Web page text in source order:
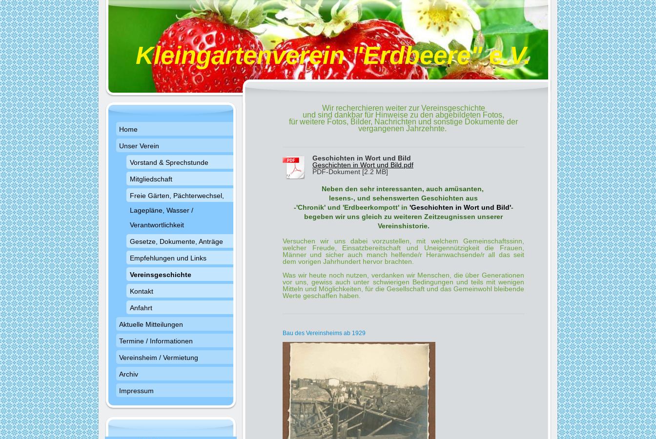
Kleingartenverein "Erdbeere" e.V.
Wir recherchieren weiter zur Vereinsgeschichte
und sind dankbar für Hinweise zu den abgebildeten Fotos,
für weitere Fotos, Bilder, Nachrichten und sonstige Dokumente der
vergangenen Jahrzehnte.
Geschichten in Wort und Bild
Geschichten in Wort und Bild.pdf
PDF-Dokument [2.2 MB]
Neben den sehr interessanten, auch amüsanten,
lesens-, und sehenswerten Geschichten aus
-'Chronik' und 'Erdbeerkompott' in 'Geschichten in Wort und Bild'-
begeben wir uns gleich zu weiteren Zeitzeugnissen unserer
Vereinshistorie.
Versuchen wir uns dabei vorzustellen, mit welchem Gemeinschaftssinn,
welcher Freude, Einsatzbereitschaft und Uneigennützigkeit die Frauen,
Männer und sicher auch manch helfende/r Heranwachsende/r all das seit
dem vorigen Jahrhundert hervor brachten.
Was wir heute noch nutzen, verdanken wir Menschen, die über Generationen
vor uns, gewiss auch unter schwierigen Bedingungen und teils mit wenigen
Mitteln und Möglichkeiten, für die Gesellschaft und das Gemeinwohl bleibende
Werte geschaffen haben.
Bau des Vereinsheims ab 1929
Home
Unser Verein
Vorstand & Sprechstunde
Mitgliedschaft
Freie Gärten, Pächterwechsel,
Lagepläne, Wasser /
Verantwortlichkeit
Gesetze, Dokumente, Anträge
Empfehlungen und Links
Vereinsgeschichte
Kontakt
Anfahrt
Aktuelle Mitteilungen
Termine / Informationen
Vereinsheim / Vermietung
Archiv
Impressum